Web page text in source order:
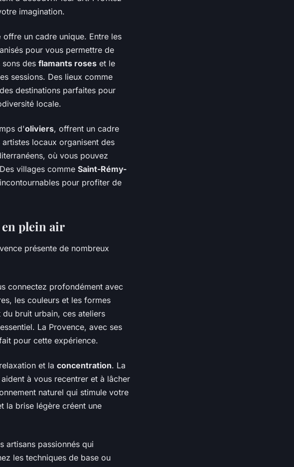
imagination.
offre un cadre unique. Entre les
pour vous permettre de
des flamants roses et le
sessions. Des lieux comme
destinations parfaites pour
locale.
d'oliviers, offrent un cadre
locaux organisent des
où vous pouvez
villages comme Saint-Rémy-
pour profiter de
en plein air
présente de nombreux
connectez profondément avec
les couleurs et les formes
du bruit urbain, ces ateliers
La Provence, avec ses
pour cette expérience.
et la concentration. La
à vous recentrer et à lâcher
naturel qui stimule votre
la brise légère créent une
artisans passionnés qui
les techniques de base ou